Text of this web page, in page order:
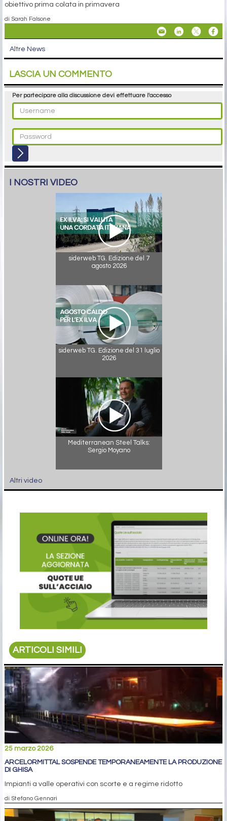
obiettivo prima colata in primavera
di Sarah Falsone
Altre News
LASCIA UN COMMENTO
Per partecipare alla discussione devi effettuare l'accesso
I NOSTRI VIDEO
siderweb TG. Edizione del 7
agosto 2026
siderweb TG. Edizione del 31 luglio
2026
Mediterranean Steel Talks:
Sergio Moyano
Altri video
ARTICOLI SIMILI
25 marzo 2026
ARCELORMITTAL SOSPENDE TEMPORANEAMENTE LA PRODUZIONE
DI GHISA
Impianti a valle operativi con scorte e a regime ridotto
di Stefano Gennari